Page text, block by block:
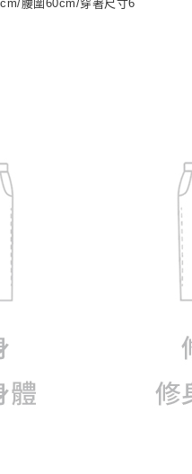
腰圍60cm/穿著尺寸6